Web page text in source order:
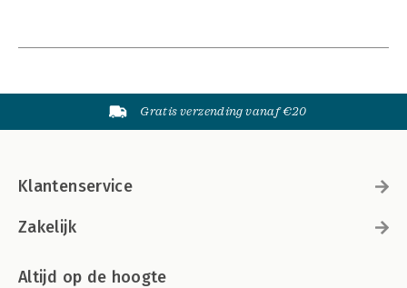
Gratis verzending vanaf €20
Klantenservice
Zakelijk
Altijd op de hoogte